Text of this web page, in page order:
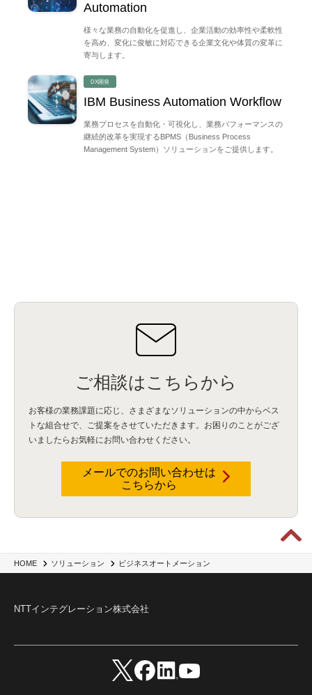
HOME ソリューション ビジネスオートメーション
Automation
様々な業務の自動化を促進し、企業活動の効率性や柔軟性
を高め、変化に俊敏に対応できる企業文化や体質の変革に
寄与します。
DX開発
IBM Business Automation Workflow
業務プロセスを自動化・可視化し、業務パフォーマンスの
継続的改革を実現するBPMS（Business Process
Management System）ソリューションをご提供します。
ご相談はこちらから
お客様の業務課題に応じ、さまざまなソリューションの中からベス
トな組合せで、
ご提案をさせていただきます。お困りのことがござ
いましたらお気軽にお問い合わせください。
メールでのお問い合わせは
こちらから
NTTインテグレーション株式会社